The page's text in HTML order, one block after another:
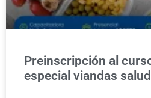
Preinscripción al
especial viandas